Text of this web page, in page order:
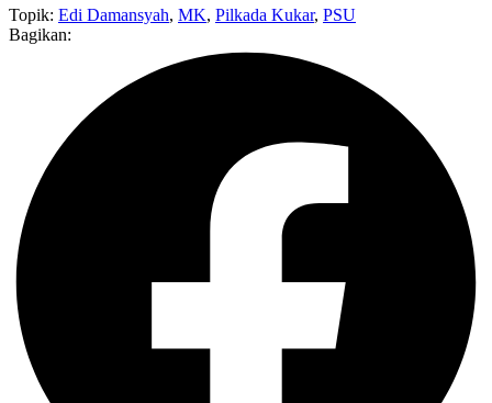
Topik: Edi Damansyah, MK, Pilkada Kukar, PSU
Bagikan: